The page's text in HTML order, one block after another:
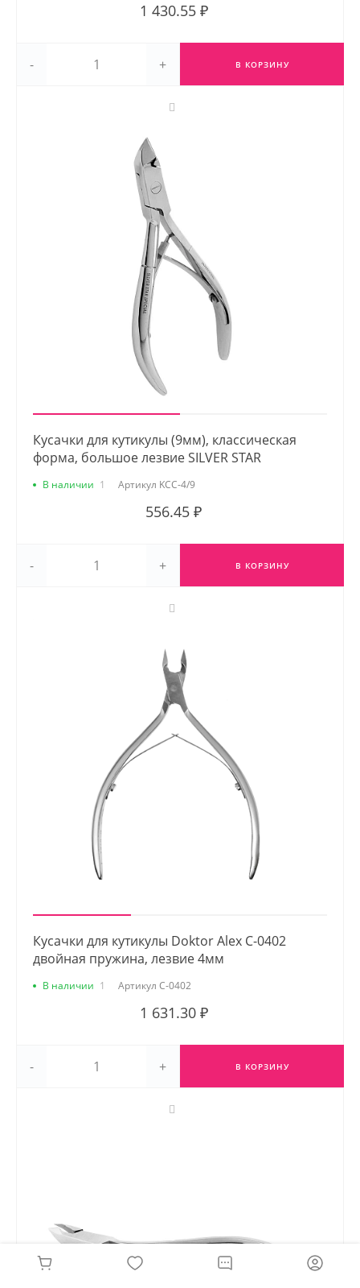
1 430.55 ₽
- + В КОРЗИНУ
Кусачки для кутикулы (9мм), классическая
форма, большое лезвие SILVER STAR
В наличии 1 Артикул KCC-4/9
556.45 ₽
- + В КОРЗИНУ
Кусачки для кутикулы Doktor Alex С-0402
двойная пружина, лезвие 4мм
В наличии 1 Артикул С-0402
1 631.30 ₽
- + В КОРЗИНУ